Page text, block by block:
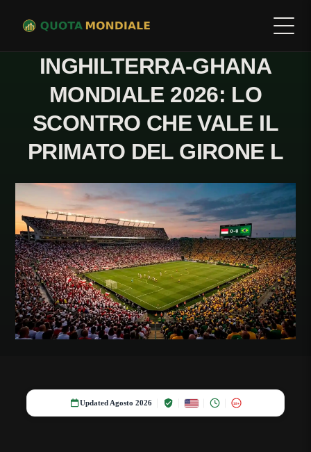
INGHILTERRA-GHANA
MONDIALE 2026: LO
SCONTRO CHE VALE IL
PRIMATO DEL GIRONE L
Updated Agosto 2026 18+